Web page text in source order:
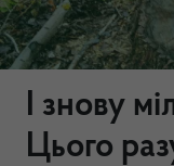
І знову
Цього